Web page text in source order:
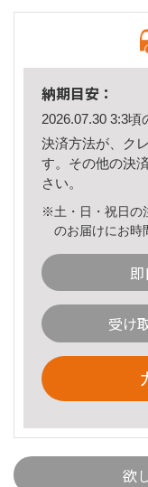
納期目安：
2026.07.30 3:3頃
決済方法が、ク
す。その他の決
さい。
※土・日・祝日の
のお届けにお時
受け
欲